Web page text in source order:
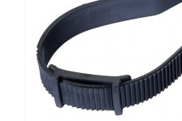
详情